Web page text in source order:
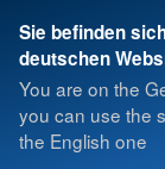
Sie befinden
deutschen
You are on the
you can use the
the English one